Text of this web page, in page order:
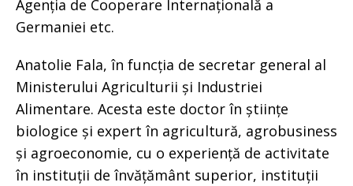
Agenția de Cooperare Internațională a
Germaniei etc.
Anatolie Fala, în funcția de secretar general al
Ministerului Agriculturii și Industriei
Alimentare. Acesta este doctor în științe
biologice și expert în agricultură, agrobusiness
și agroeconomie, cu o experiență de activitate
în instituții de învățământ superior, instituții